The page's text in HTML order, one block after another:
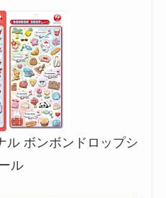
ル ボンボンドロップシ
ル